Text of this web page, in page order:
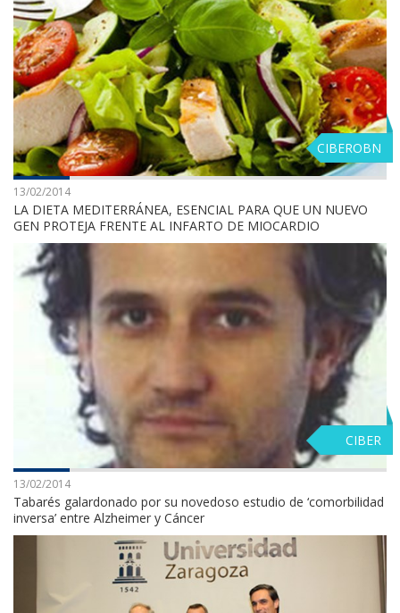
CIBEROBN
13/02/2014
LA DIETA MEDITERRÁNEA, ESENCIAL PARA QUE UN NUEVO
GEN PROTEJA FRENTE AL INFARTO DE MIOCARDIO
CIBER
13/02/2014
Tabarés galardonado por su novedoso estudio de ‘comorbilidad
inversa’ entre Alzheimer y Cáncer